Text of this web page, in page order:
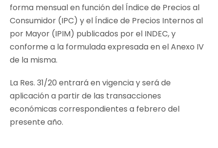
forma mensual en función del Índice de Precios al
Consumidor (IPC) y el Índice de Precios Internos al
por Mayor (IPIM) publicados por el INDEC, y
conforme a la formulada expresada en el Anexo IV
de la misma.
La Res. 31/20 entrará en vigencia y será de
aplicación a partir de las transacciones
económicas correspondientes a febrero del
presente año.